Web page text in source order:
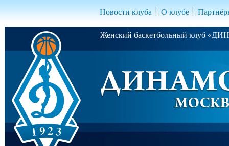
Новости клуба О клубе
Женский баскетбольный клуб